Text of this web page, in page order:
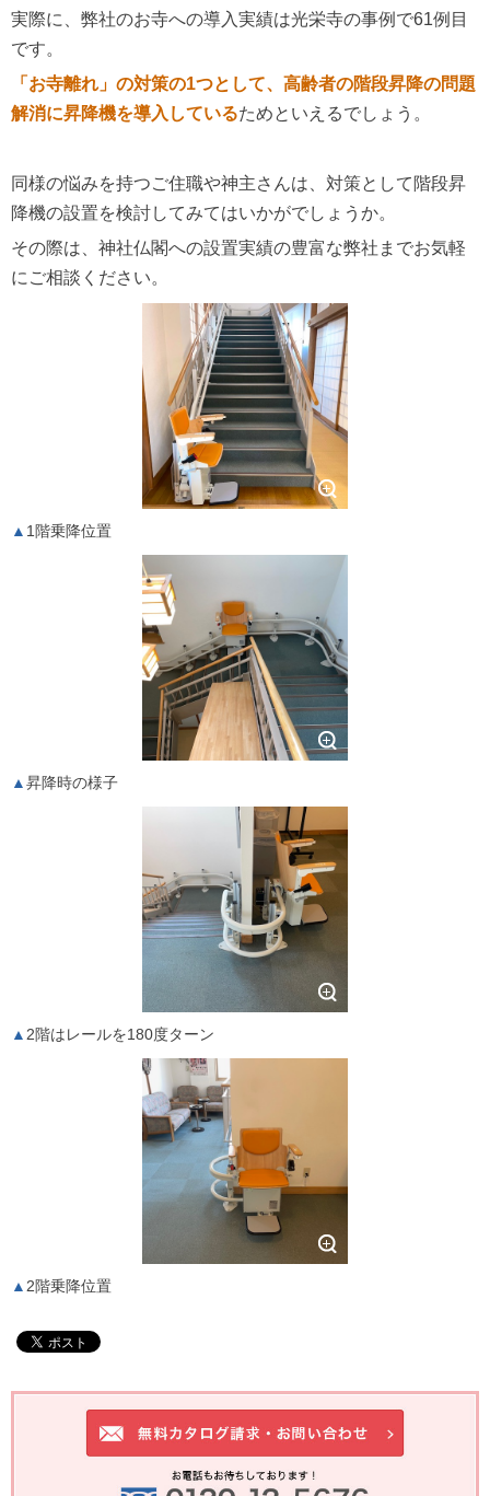
実際に、弊社のお寺への導入実績は光栄寺の事例で61例目
です。
「お寺離れ」の対策の1つとして、高齢者の階段昇降の問題
解消に昇降機を導入しているためといえるでしょう。
同様の悩みを持つご住職や神主さんは、対策として階段昇
降機の設置を検討してみてはいかがでしょうか。
その際は、神社仏閣への設置実績の豊富な弊社までお気軽
にご相談ください。
1階乗降位置
昇降時の様子
2階はレールを180度ターン
2階乗降位置